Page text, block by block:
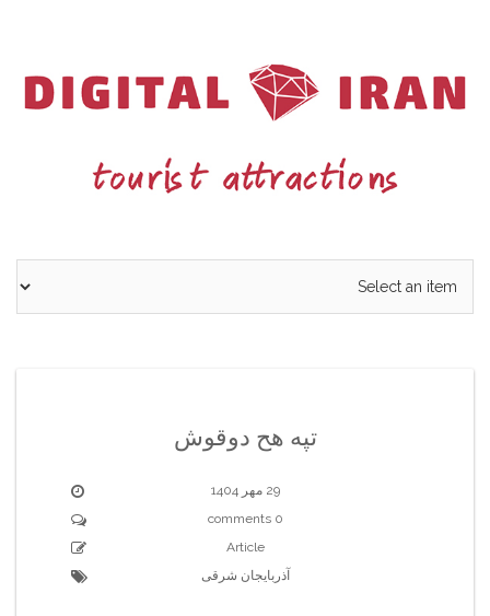
تپه هح دوقوش
29 مهر 1404
0 comments
Article
آذربایجان شرقی